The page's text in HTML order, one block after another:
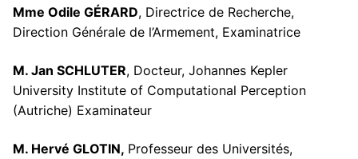
Mme Odile GÉRARD, Directrice de Recherche,
Direction Générale de l’Armement, Examinatrice
M. Jan SCHLUTER, Docteur, Johannes Kepler
University Institute of Computational Perception
(Autriche) Examinateur
M. Hervé GLOTIN, Professeur des Universités,